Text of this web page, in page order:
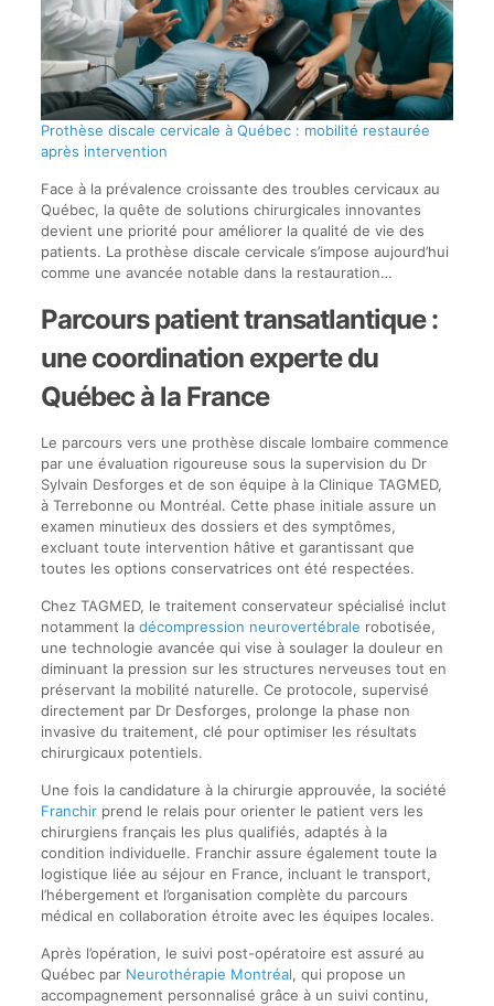
Prothèse discale cervicale à Québec : mobilité restaurée
après intervention
Face à la prévalence croissante des troubles cervicaux au
Québec, la quête de solutions chirurgicales innovantes
devient une priorité pour améliorer la qualité de vie des
patients. La prothèse discale cervicale s’impose aujourd’hui
comme une avancée notable dans la restauration…
Parcours patient transatlantique :
une coordination experte du
Québec à la France
Le parcours vers une prothèse discale lombaire commence
par une évaluation rigoureuse sous la supervision du Dr
Sylvain Desforges et de son équipe à la Clinique TAGMED,
à Terrebonne ou Montréal. Cette phase initiale assure un
examen minutieux des dossiers et des symptômes,
excluant toute intervention hâtive et garantissant que
toutes les options conservatrices ont été respectées.
Chez TAGMED, le traitement conservateur spécialisé inclut
notamment la décompression neurovertébrale robotisée,
une technologie avancée qui vise à soulager la douleur en
diminuant la pression sur les structures nerveuses tout en
préservant la mobilité naturelle. Ce protocole, supervisé
directement par Dr Desforges, prolonge la phase non
invasive du traitement, clé pour optimiser les résultats
chirurgicaux potentiels.
Une fois la candidature à la chirurgie approuvée, la société
Franchirprend le relais pour orienter le patient vers les
chirurgiens français les plus qualifiés, adaptés à la
condition individuelle. Franchir assure également toute la
logistique liée au séjour en France, incluant le transport,
l’hébergement et l’organisation complète du parcours
médical en collaboration étroite avec les équipes locales.
Après l’opération, le suivi post-opératoire est assuré au
Québec par Neurothérapie Montréal, qui propose un
accompagnement personnalisé grâce à un suivi continu,